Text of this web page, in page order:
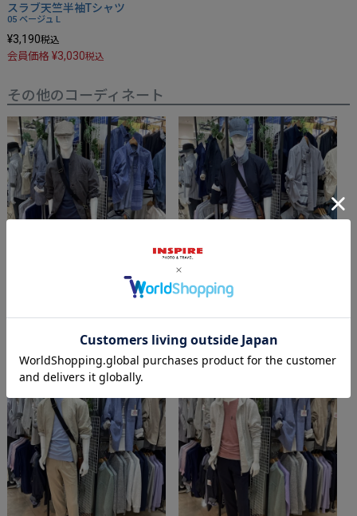
スラブ天竺半袖Tシャツ
05 ベージュ L
¥3,190税込
会員価格 ¥3,030税込
その他のコーディネート
2026/04/13